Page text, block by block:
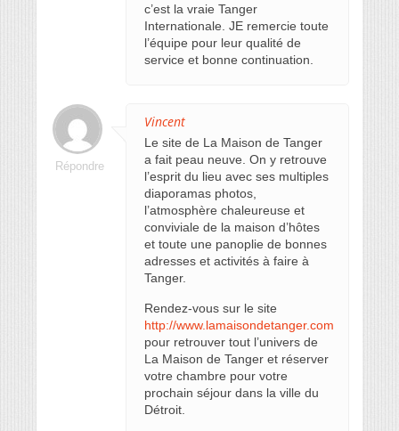
c’est la vraie Tanger
Internationale. JE remercie toute
l’équipe pour leur qualité de
service et bonne continuation.
Vincent
Le site de La Maison de Tanger
a fait peau neuve. On y retrouve
l’esprit du lieu avec ses multiples
diaporamas photos,
l’atmosphère chaleureuse et
conviviale de la maison d’hôtes
et toute une panoplie de bonnes
adresses et activités à faire à
Tanger.
Rendez-vous sur le site
http://www.lamaisondetanger.com
pour retrouver tout l’univers de
La Maison de Tanger et réserver
votre chambre pour votre
prochain séjour dans la ville du
Détroit.
Répondre